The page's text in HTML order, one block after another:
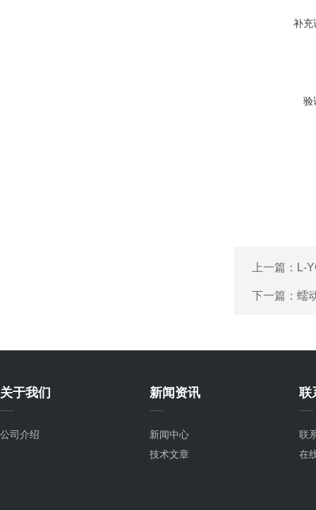
补充
验
上一篇： L-
下一篇： 蠕
关于我们
公司介绍
新闻资讯
新闻中心
技术文章
联
联
在